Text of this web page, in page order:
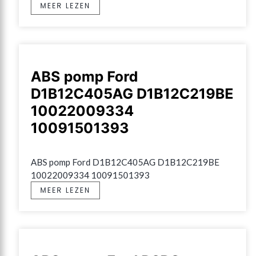
MEER LEZEN
ABS pomp Ford
D1B12C405AG D1B12C219BE
10022009334
10091501393
ABS pomp Ford D1B12C405AG D1B12C219BE
10022009334 10091501393
MEER LEZEN